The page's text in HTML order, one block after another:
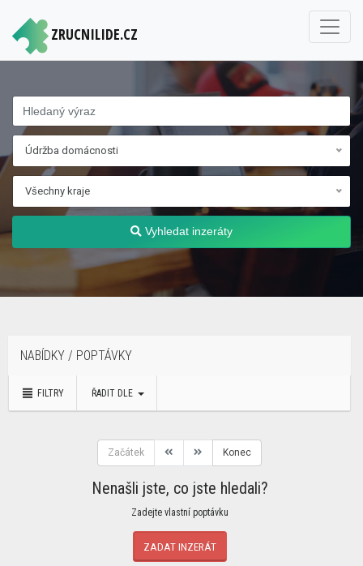
ZRUCNILIDE.CZ
Údržba domácnosti
Všechny kraje
Vyhledat inzeráty
NABÍDKY / POPTÁVKY
FILTRY ŘADIT DLE
Začátek Konec
Nenašli jste, co jste hledali?
Zadejte vlastní poptávku
ZADAT INZERÁT